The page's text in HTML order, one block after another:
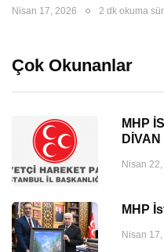
Nisan 17, 2026 2 dk okuma
Çok Okunanlar
MHP
DİVAN
Nisan
MHP
Nisan